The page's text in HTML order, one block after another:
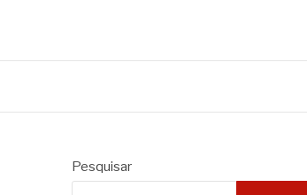
Pesquisar